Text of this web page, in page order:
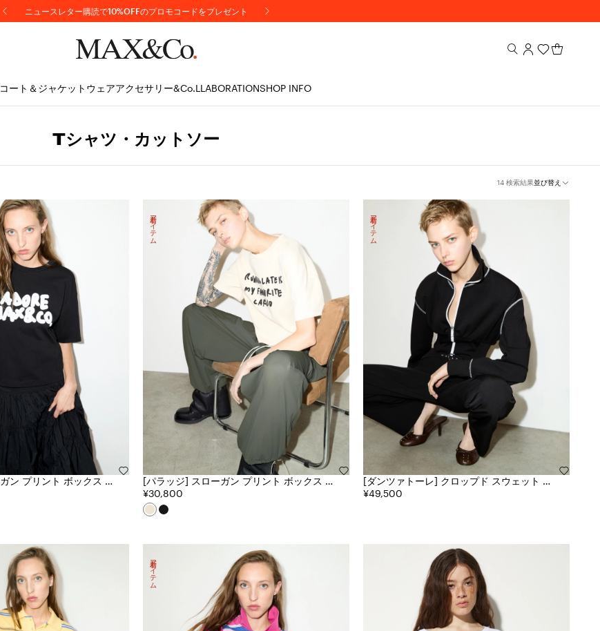
【重要】地震の影響による配送遅延について
ニュースレター購読で10%OFFのプロモコードをプレゼント
コート＆ジャケット ウェアアクセサリー&Co.LLABORATIONSHOP INFO
Tシャツ・カットソー
14 検索結果並び替え
[パラッジ] スローガン プリント ボックス フ
ィット Tシャツ
¥30,800
新着アイテム
[ダンツァトーレ] クロップド スウェット カ
ットソー THE DATE EDIT
¥49,500
新着アイテム
新着アイテム